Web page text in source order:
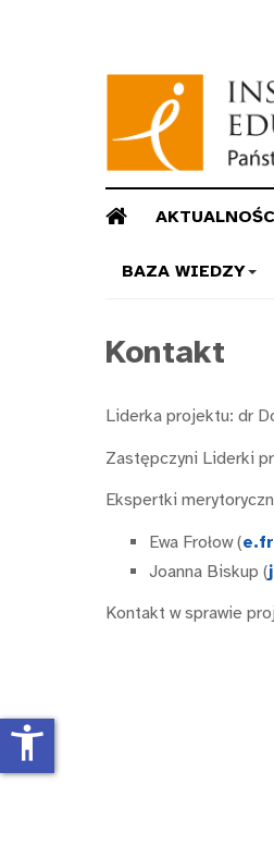
BAZA WIEDZY
Kontakt
Liderka projektu: dr
Zastępczyni Liderki
Ekspertki
Ewa Frołow (
Joanna Biskup (
Kontakt w sprawie
accessibility_new